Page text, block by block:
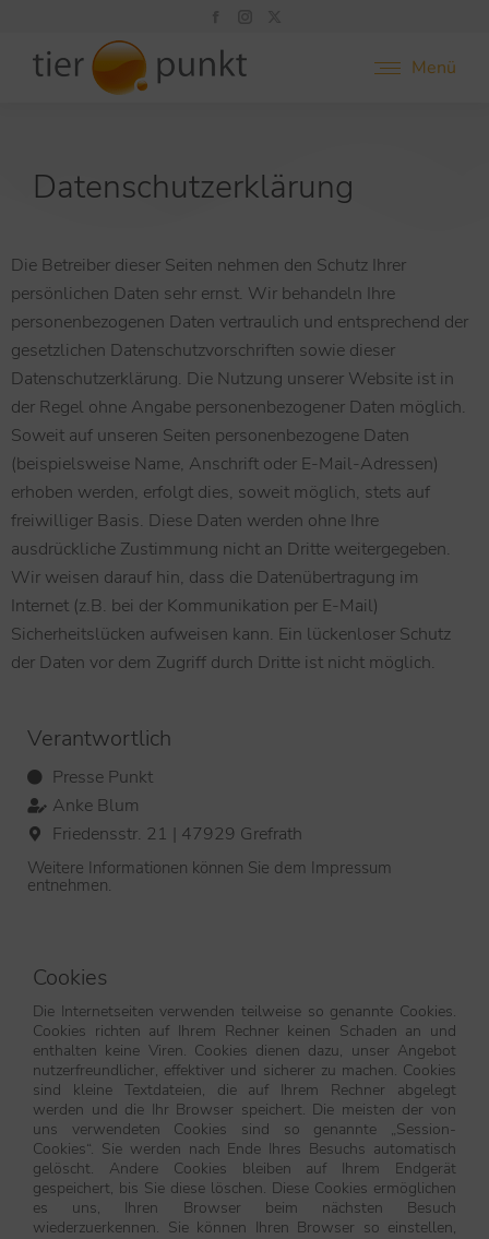
Menü
Datenschutzerklärung
Die Betreiber dieser Seiten nehmen den Schutz Ihrer
persönlichen Daten sehr ernst. Wir behandeln Ihre
personenbezogenen Daten vertraulich und entsprechend der
gesetzlichen Datenschutzvorschriften sowie dieser
Datenschutzerklärung. Die Nutzung unserer Website ist in
der Regel ohne Angabe personenbezogener Daten möglich.
Soweit auf unseren Seiten personenbezogene Daten
(beispielsweise Name, Anschrift oder E-Mail-Adressen)
erhoben werden, erfolgt dies, soweit möglich, stets auf
freiwilliger Basis. Diese Daten werden ohne Ihre
ausdrückliche Zustimmung nicht an Dritte weitergegeben.
Wir weisen darauf hin, dass die Datenübertragung im
Internet (z.B. bei der Kommunikation per E-Mail)
Sicherheitslücken aufweisen kann. Ein lückenloser Schutz
der Daten vor dem Zugriff durch Dritte ist nicht möglich.
Verantwortlich
Presse Punkt
Anke Blum
Friedensstr. 21 | 47929 Grefrath
Weitere Informationen können Sie dem Impressum
entnehmen.
Cookies
Die Internetseiten verwenden teilweise so genannte Cookies.
Cookies richten auf Ihrem Rechner keinen Schaden an und
enthalten keine Viren. Cookies dienen dazu, unser Angebot
nutzerfreundlicher, effektiver und sicherer zu machen. Cookies
sind kleine Textdateien, die auf Ihrem Rechner abgelegt
werden und die Ihr Browser speichert. Die meisten der von
uns verwendeten Cookies sind so genannte „Session-
Cookies“. Sie werden nach Ende Ihres Besuchs automatisch
gelöscht. Andere Cookies bleiben auf Ihrem Endgerät
gespeichert, bis Sie diese löschen. Diese Cookies ermöglichen
es uns, Ihren Browser beim nächsten Besuch
wiederzuerkennen. Sie können Ihren Browser so einstellen,